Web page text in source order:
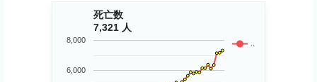
死亡数
7,321 人
..
6,000
8,000